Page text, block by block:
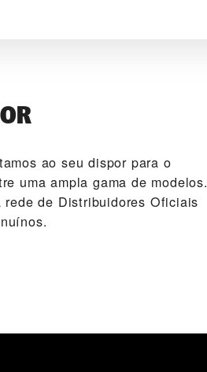
ao seu dispor para o
uma ampla gama de modelos.
de Distribuidores Oficiais